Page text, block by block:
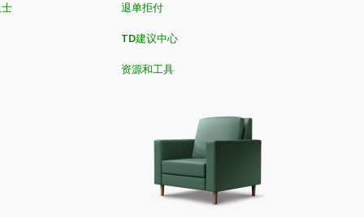
士 退单拒付
TD建议中心
资源和工具